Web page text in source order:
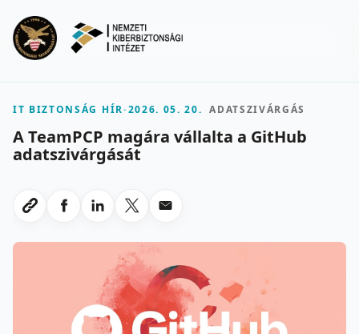
IT BIZTONSÁG HÍR-2026. 05. 20. ADATSZIVÁRGÁS
A TeamPCP magára vállalta a GitHub
adatszivárgását
Link masolasa
Megosztas Facebookon
Megosztas LinkedInen
Megosztas X-en
Megosztas emailben